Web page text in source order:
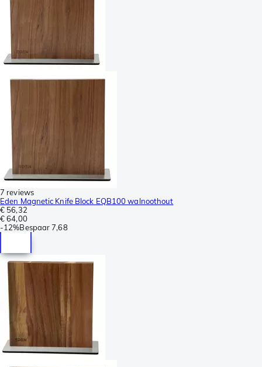
7 reviews
Eden Magnetic Knife Block EQB100 walnoothout
€ 56,32
€ 64,00
-12%Bespaar 7,68